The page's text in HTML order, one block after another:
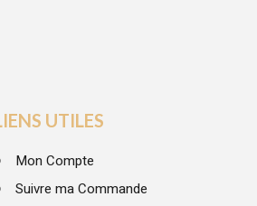
UTILES
Mon Compte
Suivre ma Commande